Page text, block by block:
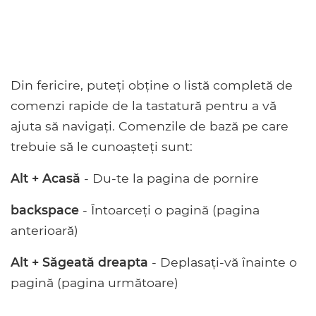
Din fericire, puteți obține o listă completă de
comenzi rapide de la tastatură pentru a vă
ajuta să navigați. Comenzile de bază pe care
trebuie să le cunoașteți sunt:
Alt + Acasă - Du-te la pagina de pornire
backspace - Întoarceți o pagină (pagina
anterioară)
Alt + Săgeată dreapta - Deplasați-vă înainte o
pagină (pagina următoare)